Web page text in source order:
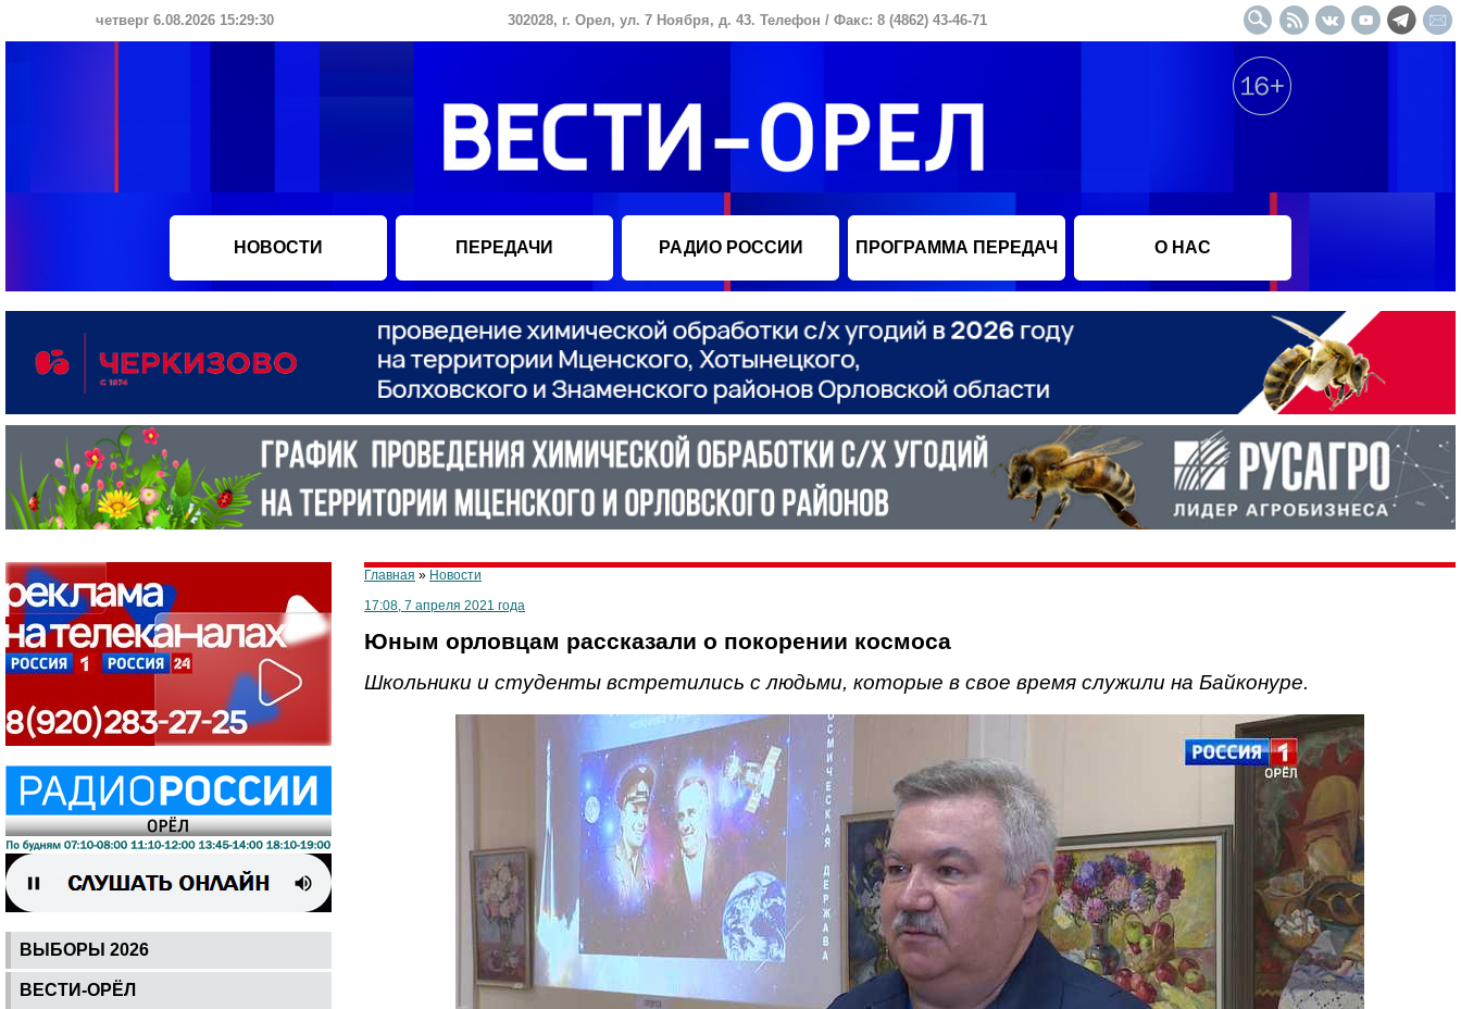
четверг 6.08.2026 15:29:31 302028, г. Орел, ул. 7 Ноября, д. 43. Телефон / Факс: 8 (4862) 43-46-71
НОВОСТИ ПЕРЕДАЧИ РАДИО РОССИИ ПРОГРАММА ПЕРЕДАЧ О НАС
ВЫБОРЫ 2026
ВЕСТИ-ОРЁЛ
Главная » Новости
17:08, 7 апреля 2021 года
Юным орловцам рассказали о покорении космоса
Школьники и студенты встретились с людьми, которые в свое время служили на Байконуре.